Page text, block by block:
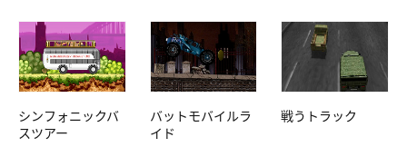
シンフォニックバ
スツアー
バットモバイルラ
イド
戦うトラック